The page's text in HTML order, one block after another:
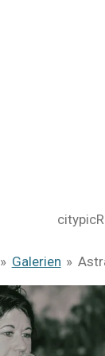
» Galerien »